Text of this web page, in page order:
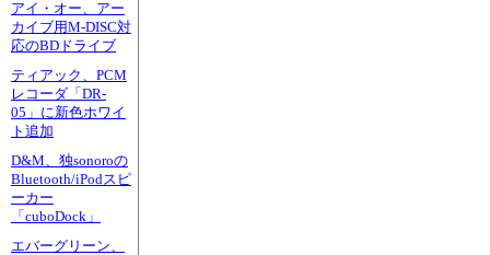
アイ・オー、アー
カイブ用M-DISC対
応のBDドライブ
ティアック、PCM
レコーダ「DR-
05」に新色ホワイ
ト追加
D&M、独sonoroの
Bluetooth/iPodスピ
ーカー
「cuboDock」
エバーグリーン、